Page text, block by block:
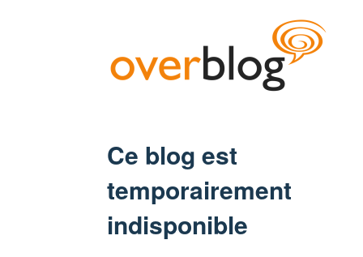
Ce blog est
temporairement
indisponible